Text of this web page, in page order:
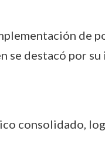
de
se destacó por
consolidado,